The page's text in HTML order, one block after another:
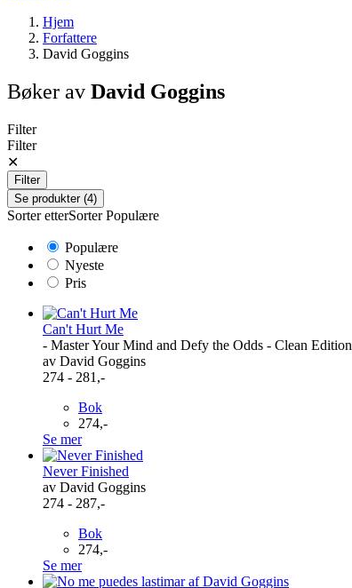
Hjem
Forfattere
David Goggins
Bøker av David Goggins
Filter
Filter
✕
Filter
Se produkter (4)
Sorter etterSorter Populære
Populære
Nyeste
Pris
Can't Hurt Me
- Master Your Mind and Defy the Odds - Clean Edition
av David Goggins
274 - 281,-
Bok
274,-
Se mer
Never Finished
av David Goggins
274 - 287,-
Bok
274,-
Se mer